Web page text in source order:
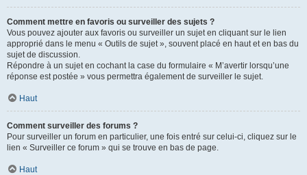
Comment mettre en favoris ou surveiller des sujets ?
Vous pouvez ajouter aux favoris ou surveiller un sujet en cliquant sur le lien
approprié dans le menu « Outils de sujet », souvent placé en haut et en bas du
sujet de discussion.
Répondre à un sujet en cochant la case du formulaire « M’avertir lorsqu’une
réponse est postée » vous permettra également de surveiller le sujet.
Haut
Comment surveiller des forums ?
Pour surveiller un forum en particulier, une fois entré sur celui-ci, cliquez sur le
lien « Surveiller ce forum » qui se trouve en bas de page.
Haut